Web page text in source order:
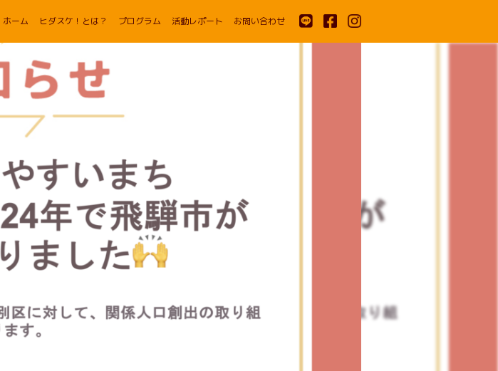
ホーム ヒダスケ！とは？ プログラム 活動レポート お問い合わせ